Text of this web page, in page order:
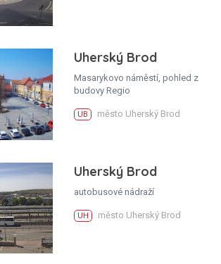
Uherský Brod
Masarykovo náměstí, pohled z
budovy Regio
UB město Uherský Brod
Uherský Brod
autobusové nádraží
UH město Uherský Brod